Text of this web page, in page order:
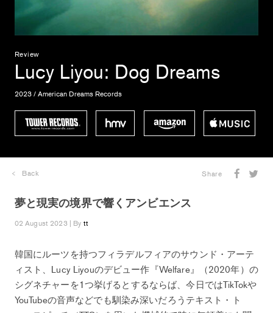
Review
Lucy Liyou: Dog Dreams
2023 / American Dreams Records
Back Share
夢と現実の境界で響くアンビエンス
02 August 2023 | By tt
韓国にルーツを持つフィラデルフィアのサウンド・アーテ
ィスト、Lucy Liyouのデビュー作『Welfare』（2020年）の
シグネチャーを1つ挙げるとするならば、今日ではTikTokや
YouTubeの音声などでも馴染み深いだろうテキスト・ト